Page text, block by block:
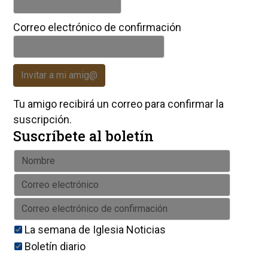
Correo electrónico de confirmación
Invitar a mi amig@
Tu amigo recibirá un correo para confirmar la
suscripción.
Suscríbete al boletín
La semana de Iglesia Noticias
Boletín diario